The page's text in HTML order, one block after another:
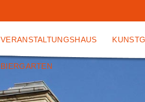
VERANSTALTUNGSHAUS
BIERGARTEN